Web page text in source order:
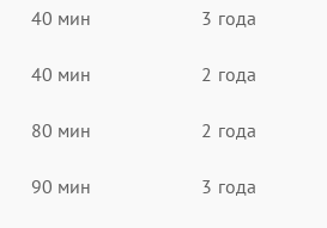
40 мин 3 года
40 мин 2 года
80 мин 2 года
90 мин 3 года